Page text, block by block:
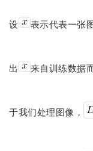
设 表示代表一张
出 来自训练数据
于我们处理图像，